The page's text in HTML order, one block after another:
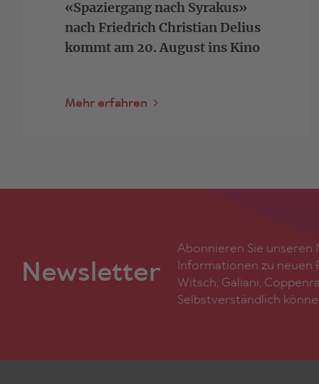
«Spaziergang nach Syrakus»
nach Friedrich Christian Delius
kommt am 20. August ins Kino
Mehr erfahren
Newsletter
Abonnieren Sie unseren
Informationen zu neuen
Witsch, Galiani,
Selbstverständlich